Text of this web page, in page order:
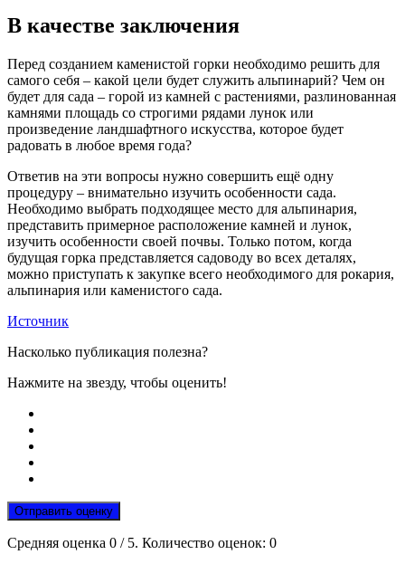
В качестве заключения
Перед созданием каменистой горки необходимо решить для
самого себя – какой цели будет служить альпинарий? Чем он
будет для сада – горой из камней с растениями, разлинованная
камнями площадь со строгими рядами лунок или
произведение ландшафтного искусства, которое будет
радовать в любое время года?
Ответив на эти вопросы нужно совершить ещё одну
процедуру – внимательно изучить особенности сада.
Необходимо выбрать подходящее место для альпинария,
представить примерное расположение камней и лунок,
изучить особенности своей почвы. Только потом, когда
будущая горка представляется садоводу во всех деталях,
можно приступать к закупке всего необходимого для рокария,
альпинария или каменистого сада.
Источник
Насколько публикация полезна?
Нажмите на звезду, чтобы оценить!
Отправить оценку
Средняя оценка 0 / 5. Количество оценок: 0